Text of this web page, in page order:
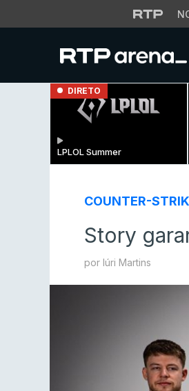
DIRETO
LPLOL Summer
COUNTER-
Story
por Iúri Martins